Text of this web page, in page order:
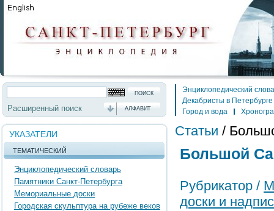
Расширенный поиск АЛФАВИТ
УКАЗАТЕЛИ
ТЕМАТИЧЕСКИЙ
Энциклопедический словарь
Памятники Санкт-Петербурга
Мемориальные доски
Городская скульптура на рубеже веков
Энциклопедический
Декабристы в Петербурге
Город и вода
Статьи /
Большой
Рубрикатор /
доски и